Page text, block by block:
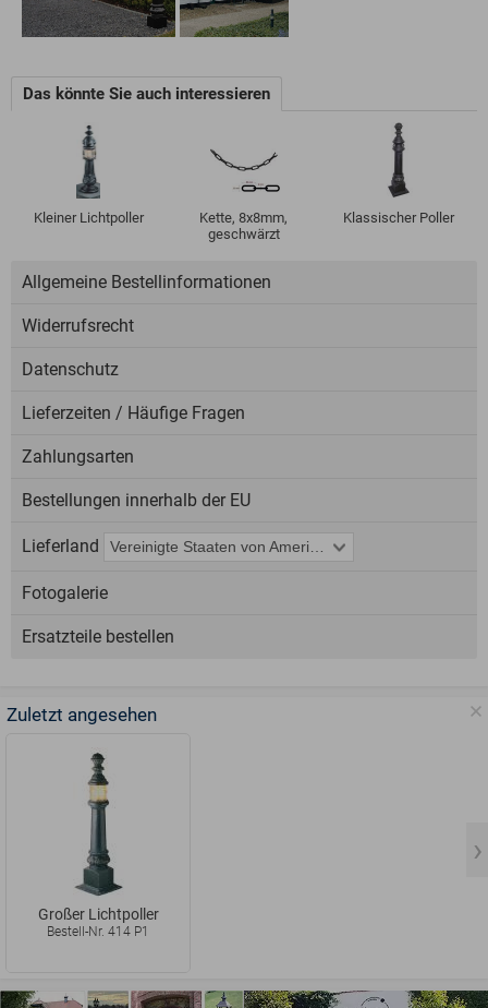
Das könnte Sie auch interessieren
Kleiner Lichtpoller
Kette, 8x8mm,
geschwärzt
Klassischer Poller
Allgemeine Bestellinformationen
Widerrufsrecht
Datenschutz
Lieferzeiten / Häufige Fragen
Zahlungsarten
Bestellungen innerhalb der EU
Lieferland
Fotogalerie
Ersatzteile bestellen
Zuletzt angesehen
Großer Lichtpoller
Bestell-Nr. 414 P1